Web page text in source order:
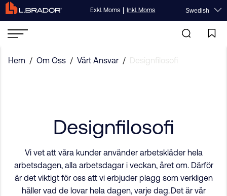
Exkl. Moms | Inkl. Moms Swedish
Hem / Om Oss / Vårt Ansvar / Designfilosofi
Designfilosofi
Vi vet att våra kunder använder arbetskläder hela
arbetsdagen, alla arbetsdagar i veckan, året om. Därför
är det viktigt för oss att vi erbjuder plagg som verkligen
håller vad de lovar hela dagen, varje dag. Det är vår